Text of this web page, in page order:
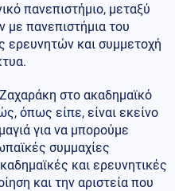
πανεπιστήμιο, μεταξύ
πανεπιστήμια του
ερευνητών και συμμετοχή
στο ακαδημαϊκό
όπως είπε, είναι εκείνο
για να μπορούμε
συμμαχίες
και ερευνητικές
και την αριστεία που